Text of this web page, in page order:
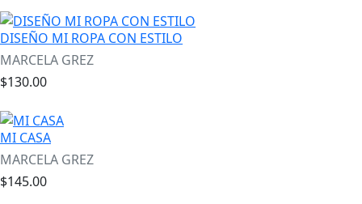
DISEÑO MI ROPA CON ESTILO
MARCELA GREZ
$130.00
MI CASA
MARCELA GREZ
$145.00